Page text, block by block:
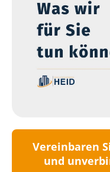
Vereinbaren
und